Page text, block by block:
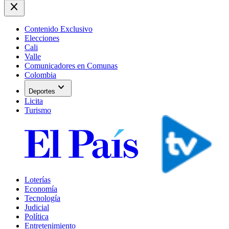
close
Contenido Exclusivo
Elecciones
Cali
Valle
Comunicadores en Comunas
Colombia
Deportes expand_more
Licita
Turismo
Loterías
Economía
Tecnología
Judicial
Política
Entretenimiento